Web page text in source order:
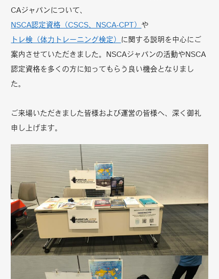
CAジャパンについて、
NSCA認定資格（CSCS、NSCA-CPT） や
トレ検（体力トレーニング検定）
に関する説明を中心にご
案内させていただきました。NSCAジャパンの活動やNSCA
認定資格を多くの方に知ってもらう良い機会となりまし
た。
ご来場いただきました皆様および運営の皆様へ、深く御礼
申し上げます。